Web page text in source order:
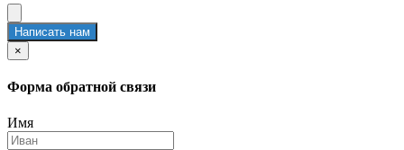
Написать нам
×
Форма обратной связи
Имя